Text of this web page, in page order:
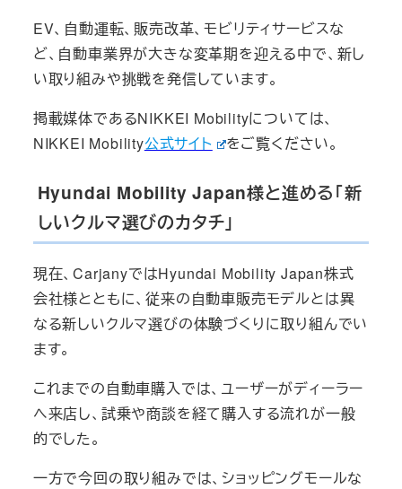
EV、自動運転、販売改革、モビリティサービスな
ど、自動車業界が大きな変革期を迎える中で、新し
い取り組みや挑戦を発信しています。
掲載媒体であるNIKKEI Mobilityについては、
NIKKEI Mobility公式サイト をご覧ください。
Hyundai Mobility Japan様と進める「新
しいクルマ選びのカタチ」
現在、CarjanyではHyundai Mobility Japan株式
会社様とともに、従来の自動車販売モデルとは異
なる新しいクルマ選びの体験づくりに取り組んでい
ます。
これまでの自動車購入では、ユーザーがディーラー
へ来店し、試乗や商談を経て購入する流れが一般
的でした。
一方で今回の取り組みでは、ショッピングモールな